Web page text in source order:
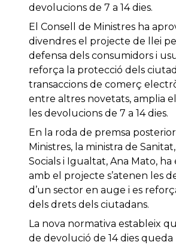
devolucions de 7 a 14 dies.
El Consell de Ministres ha
divendres el projecte de llei
defensa dels consumidors i
reforça la protecció dels
transaccions de comerç
entre altres novetats, amplia
les devolucions de 7 a 14 dies.
En la roda de premsa
Ministres, la ministra de
Socials i Igualtat, Ana Mato,
amb el projecte s’atenen les
d’un sector en auge i es
dels drets dels ciutadans.
La nova normativa estableix
de devolució de 14 dies queda